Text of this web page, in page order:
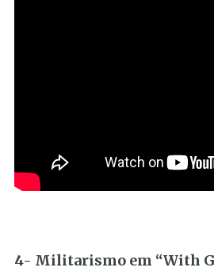
4- Militarismo em “With